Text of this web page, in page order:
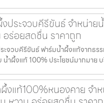
ประจวบคีรีขันธ์ จำหน่าย
อร่อยสดชื่น ราคาถูก
ะจวบคีรีขันธ์ ฟาร์มน้ำผึ้งแท้จากธร
น้ำผึ้งแท้ 100% ประโยชน์มากมาย
งแท้100%หนองคาย จำ